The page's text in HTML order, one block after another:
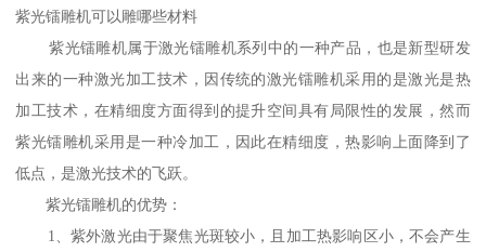
紫光镭雕机可以雕哪些材料
紫光镭雕机属于激光镭雕机系列中的一种产品，也是新型研发
出来的一种激光加工技术，因传统的激光镭雕机采用的是激光是热
加工技术，在精细度方面得到的提升空间具有局限性的发展，然而
紫光镭雕机采用是一种冷加工，因此在精细度，热影响上面降到了
低点，是激光技术的飞跃。
紫光镭雕机的优势：
1、紫外激光由于聚焦光斑较小，且加工热影响区小，不会产生